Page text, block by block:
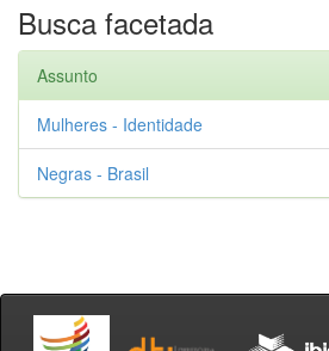
Busca facetada
Assunto
Mulheres - Identidade
Negras - Brasil